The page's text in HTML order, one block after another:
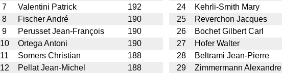
7
Valentini Patrick
192
8
Fischer André
190
9
Perusset Jean-François
190
10
Ortega Antoni
190
11
Somers Christian
188
12
Pellat Jean-Michel 188
24
Kehrli-Smith Mary
25
Reverchon Jacques
26
Bochet Gilbert Carl
27
Hofer Walter
28
Beltrami Jean-Pierre
29
Zimmermann Alexandre